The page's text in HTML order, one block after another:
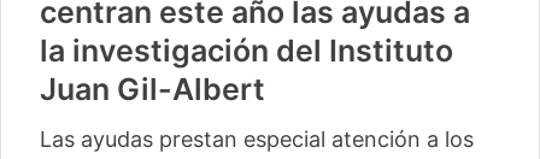
centran este año las ayudas a
la investigación del Instituto
Juan Gil-Albert
Las ayudas prestan especial atención a los